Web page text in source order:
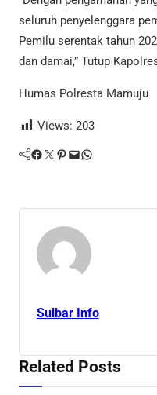
seluruh penyelenggara
Pemilu serentak tahun
dan damai,” Tutup
Humas Polresta Mamuju
Views: 203
Facebook Twitter Pinterest Mail WhatsApp
Sulbar Info
Related Posts